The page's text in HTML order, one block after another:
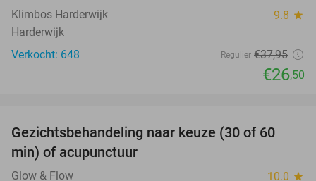
Klimbos Harderwijk 9.8 star
Harderwijk
Verkocht: 648
Regulier €37,95
€26,50
55%
TODAY
Gezichtsbehandeling naar keuze (30 of 60
min) of acupunctuur
Glow & Flow 10.0 star